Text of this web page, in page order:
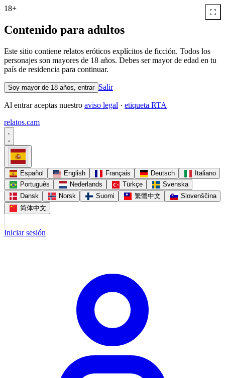
18+
Contenido para adultos
Este sitio contiene relatos eróticos explícitos de ficción. Todos los
personajes son mayores de 18 años. Debes ser mayor de edad en tu
país de residencia para continuar.
Soy mayor de 18 años, entrar Salir
Al entrar aceptas nuestro aviso legal · etiqueta RTA
relatos.cam
Español English Français Deutsch
Italiano
Português
Nederlands Türkçe
Svenska
Dansk
Norsk Suomi 繁體中文
Slovenščina
简体中文
Iniciar sesión